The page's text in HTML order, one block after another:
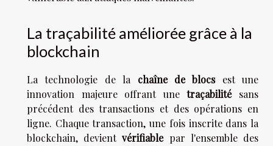
La traçabilité améliorée grâce à la
blockchain
La technologie de la chaîne de blocsest une
innovation majeure offrant unetraçabilitésans
précédent des transactions et des opérations en
ligne. Chaque transaction, une fois inscrite dans la
blockchain, devientvérifiablepar l'ensemble des